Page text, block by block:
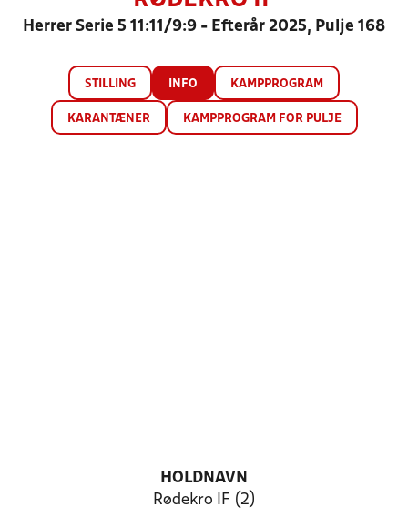
Herrer Serie 5 11:11/9:9 - Efterår 2025, Pulje 168
STILLING INFO KAMPPROGRAM
KARANTÆNER KAMPPROGRAM FOR PULJE
HOLDNAVN
Rødekro IF (2)